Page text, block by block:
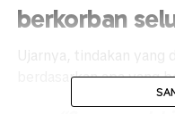
berkorban
Ujarnya, tindakan yang
berdasarkan apa yang